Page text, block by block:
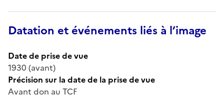
Datation et événements liés à l’image
Date de prise de vue
1930 (avant)
Précision sur la date de la prise de vue
Avant don au TCF